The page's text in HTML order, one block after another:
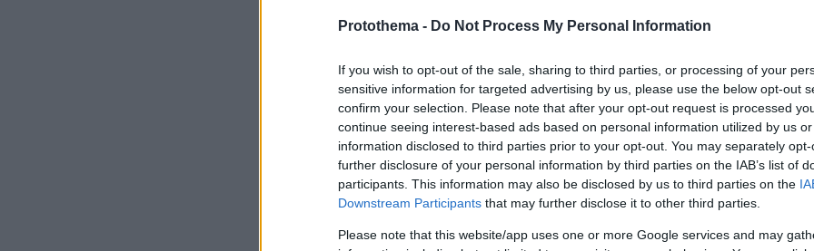
Protothema - Do Not Process My Personal Information
If you wish to opt-out of the sale, sharing to third parties, or processing of your
sensitive information for targeted advertising by us, please use the below opt-out
confirm your selection. Please note that after your opt-out request is processed
continue seeing interest-based ads based on personal information utilized by us
information disclosed to third parties prior to your opt-out. You may separately
further disclosure of your personal information by third parties on the IAB’s list of
participants. This information may also be disclosed by us to third parties on the
Downstream Participants that may further disclose it to other third parties.
Please note that this website/app uses one or more Google services and may